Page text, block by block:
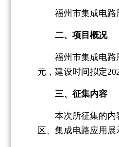
福州市集成电路
二、项目概况
福州市集成电路展
元，建设时间拟定
三、征集内容
本次所征集的内容
区、集成电路应用